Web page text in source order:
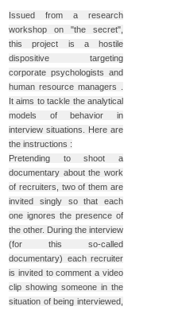
Issued from a research
workshop on "the secret",
this project is a hostile
dispositive targeting
corporate psychologists and
human resource managers .
It aims to tackle the analytical
models of behavior in
interview situations. Here are
the instructions :
Pretending to shoot a
documentary about the work
of recruiters, two of them are
invited singly so that each
one ignores the presence of
the other. During the interview
(for this so-called
documentary) each recruiter
is invited to comment a video
clip showing someone in the
situation of being interviewed,